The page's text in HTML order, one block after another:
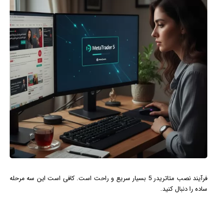
فرآیند نصب متاتریدر 5 بسیار سریع و راحت است. کافی است این سه مرحله
ساده را دنبال کنید.